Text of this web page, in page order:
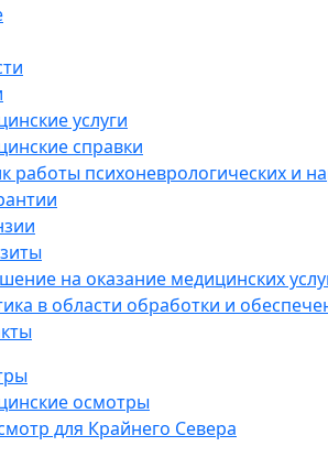
услуги
справки
работы психоневрологических и
на оказание медицинских
в области обработки и
осмотры
для Крайнего Севера